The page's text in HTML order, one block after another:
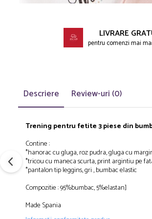
Incaltaminte
Set 2/3 piese maneca lunga
Fete 2-16 ani
Blugi/Pantaloni lungi
Costume baie/Accesorii plaja
Geci primavara
Hanorace/Jachete jersey
Incaltaminte
Palarii/Sepci vara
Paturici/Prosoape baie
Blugi/Pantaloni lungi
Camasi/Bluze/Sacouri
Colanti/Pantaloni sport
Haina blana/Paltoane
Hanorace/Jachete jersey
Pulovere/Bolero tricot
Rochite maneca lunga
Set 2/3 piese maneca lunga
Trening/Pantaloni sport
LIVRARE
pentru comenzi mai
Descriere Review-uri (0)
Trening pentru fetite 3 piese din
Contine :
*hanorac cu gluga, roz pudra, gluga cu
*tricou cu maneca scurta, print argintiu pe
*pantalon tip leggins, gri , bumbac elastic
Compozitie : 95%bumbac, 5%elastan]
Made Spania